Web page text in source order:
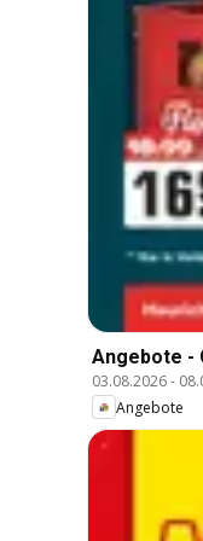
Angebote -
03.08.2026-
Angebote